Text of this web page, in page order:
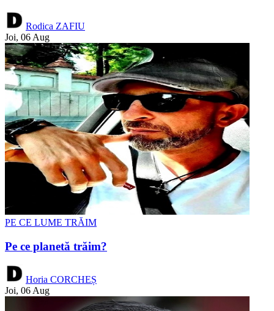
Rodica ZAFIU
Joi, 06 Aug
PE CE LUME TRĂIM
Pe ce planetă trăim?
Horia CORCHEȘ
Joi, 06 Aug